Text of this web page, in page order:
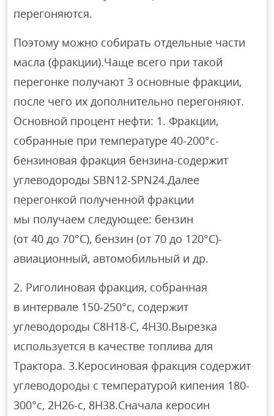
перегоняются.
Поэтому можно собирать отдельные части
масла (фракции).Чаще всего при такой
перегонке получают 3 основные фракции,
после чего их дополнительно перегоняют.
Основной процент нефти: 1. Фракции,
собранные при температуре 40-200°с-
бензиновая фракция бензина-содержит
углеводороды SBN12-SPN24.Далее
перегонкой полученной фракции
мы получаем следующее: бензин
(от 40 до 70°С), бензин (от 70 до 120°С)-
авиационный, автомобильный и др.
2. Риголиновая фракция, собранная
в интервале 150-250°с, содержит
углеводороды C8H18-C, 4H30.Вырезка
используется в качестве топлива для
Трактора. 3.Керосиновая фракция содержит
углеводороды с температурой кипения 180-
300°с, 2Н26-с, 8Н38.Сначала керосин